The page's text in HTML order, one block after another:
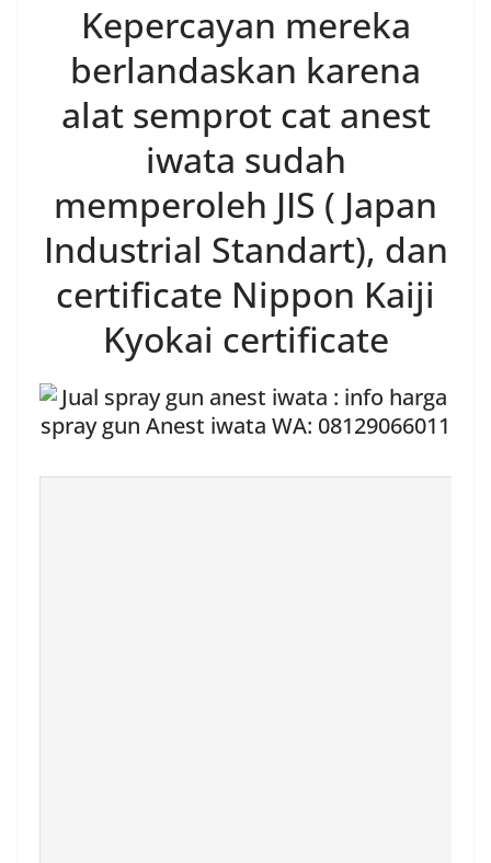
Kepercayan mereka
berlandaskan karena
alat semprot cat anest
iwata sudah
memperoleh JIS ( Japan
Industrial Standart), dan
certificate Nippon Kaiji
Kyokai certificate